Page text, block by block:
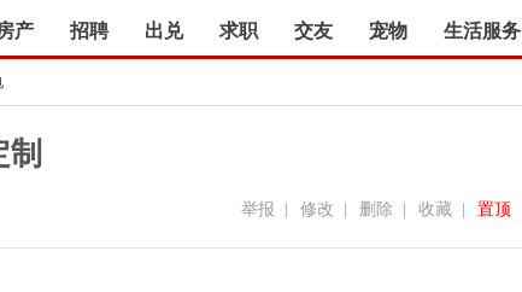
产 招聘 出兑 求职 交友 宠物 生活服务
置顶
收藏
删除
修改
举报